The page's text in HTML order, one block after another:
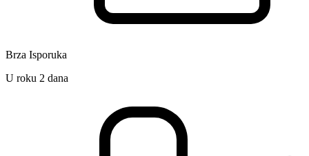
Brza Isporuka
U roku 2 dana